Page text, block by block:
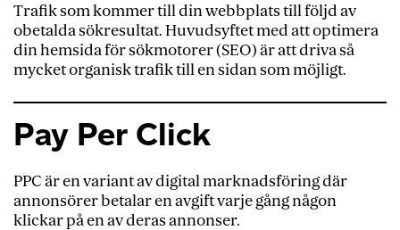
Trafik som kommer till din webbplats till följd av
obetalda sökresultat. Huvudsyftet med att optimera
din hemsida för sökmotorer (SEO) är att driva så
mycket organisk trafik till en sidan som möjligt.
Pay Per Click
PPC är en variant av digital marknadsföring där
annonsörer betalar en avgift varje gång någon
klickar på en av deras annonser.